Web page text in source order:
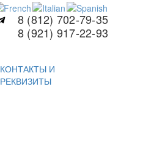
8 (812) 702-79-35
8 (921) 917-22-93
КОНТАКТЫ И
РЕКВИЗИТЫ